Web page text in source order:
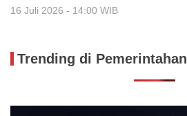
16 Juli 2026 - 14:00 WIB
Trending di Pemerintahan